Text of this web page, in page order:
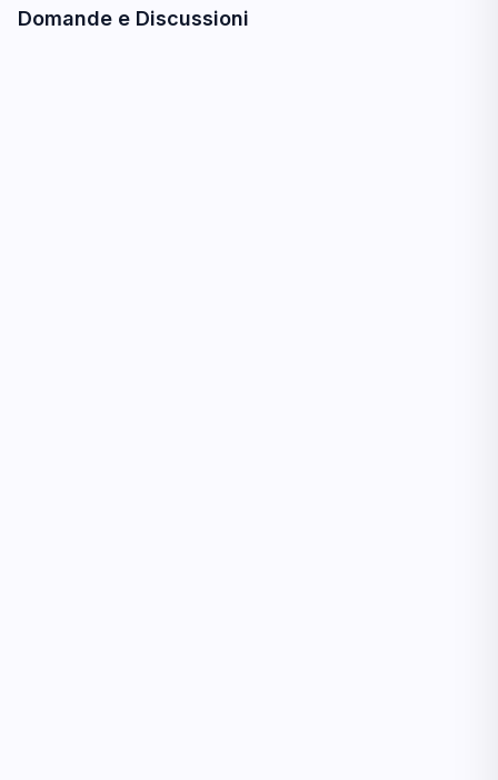
Domande e Discussioni